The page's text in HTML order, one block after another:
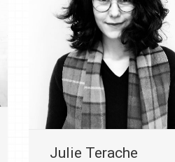
Julie Terache